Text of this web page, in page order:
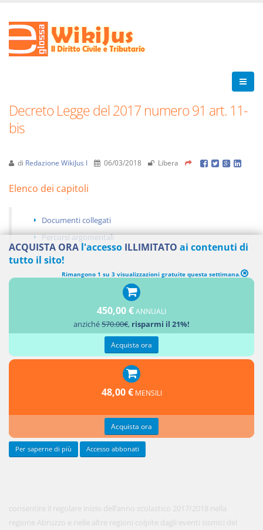
Decreto Legge del 2017 numero 91 art. 11-
bis
di Redazione WikiJus I 06/03/2018 Libera
Elenco dei capitoli
Documenti collegati
Percorsi argomentali
MISURE URGENTI PER GARANTIRE LO SVOLGIMENTO DELL’ANNO
SCOLASTICO 2017/2018 NELLE AREE COLPITE DAGLI EVENTI SISMICI
consentire il regolare inizio dell’anno scolastico 2017/2018 nella
regione Abruzzo e nelle altre regioni colpite dagli eventi sismici del
ACQUISTA ORA l'accesso ILLIMITATO ai contenuti di
tutto il sito!
Rimangono 1 su 3 visualizzazioni gratuite questa settimana.
450,00 €ANNUALI
anziché570.00€, risparmi il 21%!
Acquista ora
48,00 € MENSILI
Acquista ora
Per saperne di più Accesso abbonati